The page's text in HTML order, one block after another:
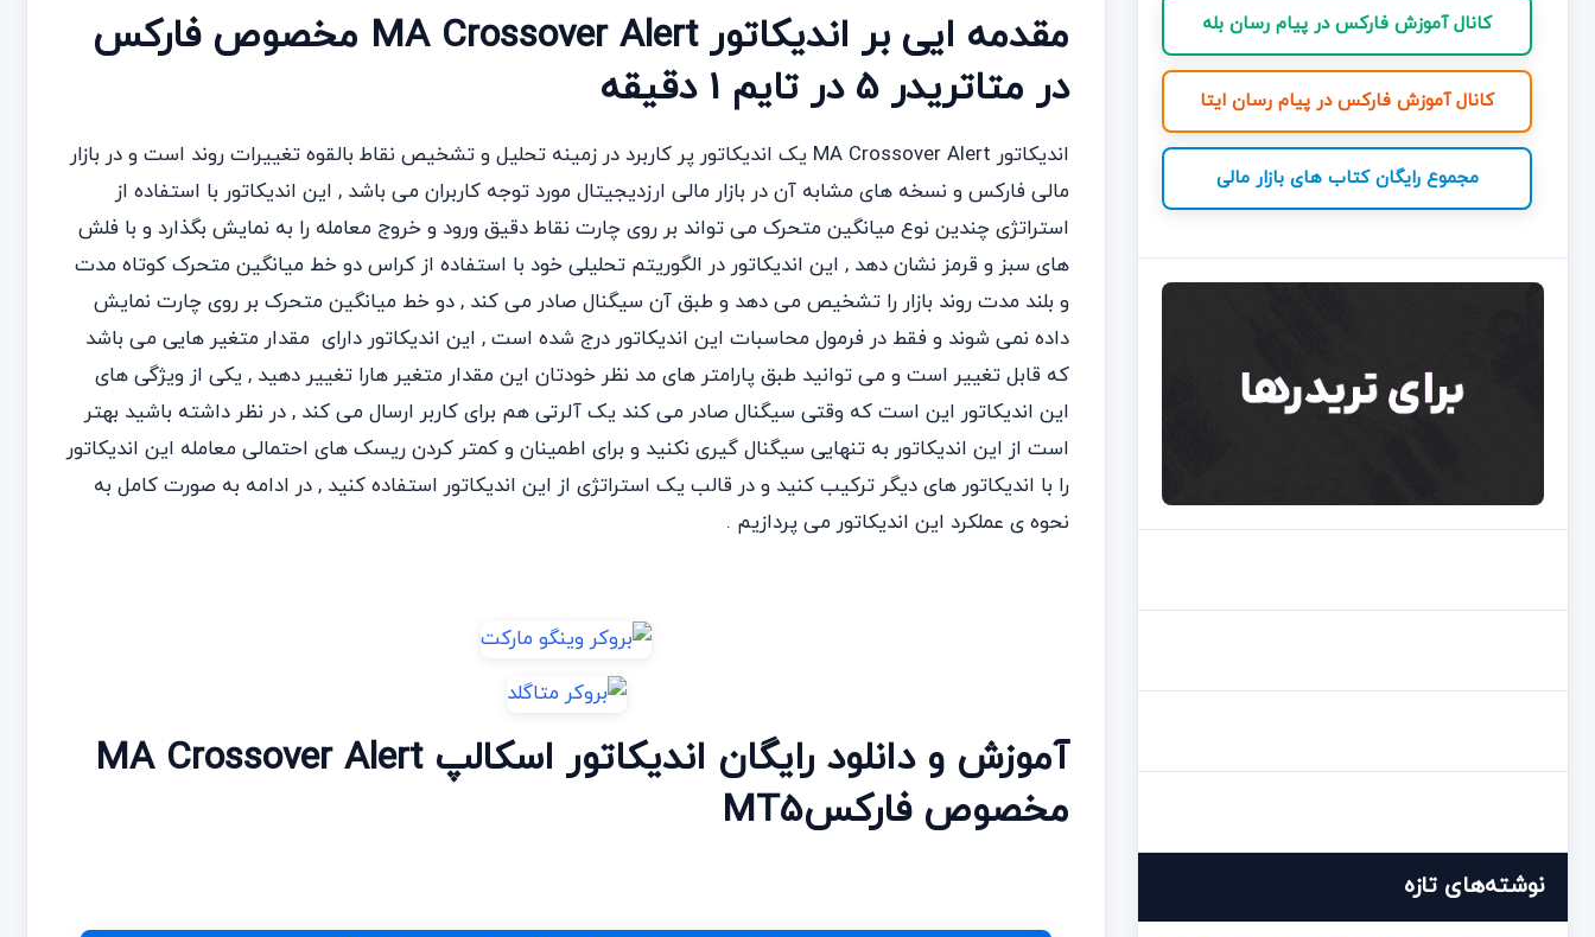
مقدمه ایی بر اندیکاتور MA Crossover Alert مخصوص فارکس
در متاتریدر 5 در تایم 1 دقیقه
اندیکاتور MA Crossover Alert یک اندیکاتور پر کاربرد در زمینه تحلیل و تشخیص نقاط بالقوه تغییرات روند است و در بازار
مالی فارکس و نسخه های مشابه آن در بازار مالی ارزدیجیتال مورد توجه کاربران می باشد , این اندیکاتور با استفاده از
استراتژی چندین نوع میانگین متحرک می تواند بر روی چارت نقاط دقیق ورود و خروج معامله را به نمایش بگذارد و با فلش
های سبز و قرمز نشان دهد , این اندیکاتور در الگوریتم تحلیلی خود با استفاده از کراس دو خط میانگین متحرک کوتاه مدت
و بلند مدت روند بازار را تشخیص می دهد و طبق آن سیگنال صادر می کند , دو خط میانگین متحرک بر روی چارت نمایش
داده نمی شوند و فقط در فرمول محاسبات این اندیکاتور درج شده است , این اندیکاتور دارای مقدار متغیر هایی می باشد
که قابل تغییر است و می توانید طبق پارامتر های مد نظر خودتان این مقدار متغیر هارا تغییر دهید , یکی از ویژگی های
این اندیکاتور این است که وقتی سیگنال صادر می کند یک آلرتی هم برای کاربر ارسال می کند , در نظر داشته باشید بهتر
است از این اندیکاتور به تنهایی سیگنال گیری نکنید و برای اطمینان و کمتر کردن ریسک های احتمالی معامله این اندیکاتور
را با اندیکاتور های دیگر ترکیب کنید و در قالب یک استراتژی از این اندیکاتور استفاده کنید , در ادامه به صورت کامل به
نحوه ی عملکرد این اندیکاتور می پردازیم .
آموزش و دانلود رایگان اندیکاتور اسکالپ MA Crossover Alert
مخصوص فارکسMT5
کانال آموزش فارکس در پیام رسان بله
کانال آموزش فارکس در پیام رسان ایتا
مجموع رایگان کتاب های بازار مالی
نوشته‌های تازه